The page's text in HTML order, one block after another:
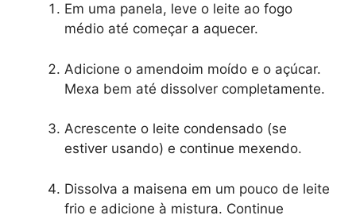
Em uma panela, leve o leite ao fogo
médio até começar a aquecer.
Adicione o amendoim moído e o açúcar.
Mexa bem até dissolver completamente.
Acrescente o leite condensado (se
estiver usando) e continue mexendo.
Dissolva a maisena em um pouco de leite
frio e adicione à mistura. Continue